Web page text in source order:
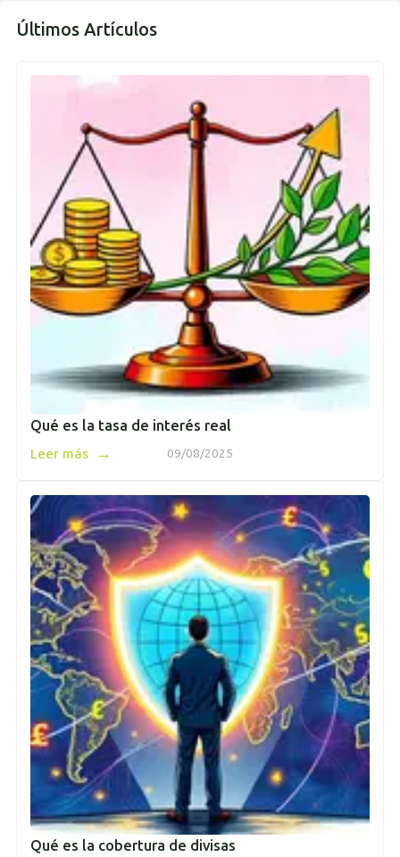
Últimos Artículos
Qué es la tasa de interés real
09/08/2025
Leer más →
Qué es la cobertura de divisas